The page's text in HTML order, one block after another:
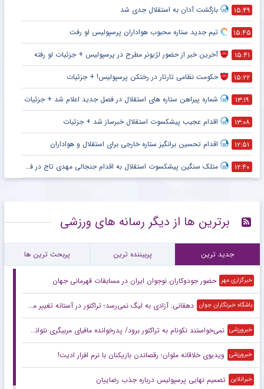
۱۵:۴۹ بازگشت آدان به استقلال جدی شد
۱۵:۴۵ تیم جدید ستاره محبوب هواداران پرسپولیس لو رفت
۱۵:۴۱ آخرین خبر از حضور لژیونر مطرح در پرسپولیس + جزئیات لو رفته
۱۵:۲۲ حکومت نظامی تارتار در رختکن پرسپولیس! + جزئیات
۱۳:۱۹ شماره پیراهن ستاره های استقلال در فصل جدید اعلام شد + جزئیات
۱۳:۰۸ اقدام عجیب پیشکسوت استقلال خبرساز شد + جزئیات
۱۲:۵۱ اقدام تحسین برانگیز ستاره خارجی برای استقلال و هواداران
۱۲:۴۰ متلک سنگین پیشکسوت استقلال به اقدام جنجالی مهدی تاج در فدراسیون فوتبال
برترین ها از دیگر رسانه های ورزشی
جدید ترین پربیننده ترین پربحث ترین ها
خبرگزاری مهر حضور جودوکاران نوجوان ایران در مسابقات قهرمانی جهان
باشگاه خبرنگاران جوان دهقانی: آزادی به لیگ نمی‌رسد؛ تراکتور در آستانه تغییر میزبان آسیایی است
خبرورزشی نمی‌خواستند نکونام به تراکتور برود/ پدرخوانده مافیای مربیگری نتوانست سرمربی‌اش را به تبریزی‎‌ها تحمیل کند!
خبرورزشی ویدیوی خلاقانه ملوان؛ رقصاندن بازیکنان با نرم افزار ادیت!
خبرانلاین تصمیم نهایی پرسپولیس درباره جذب رضاییان